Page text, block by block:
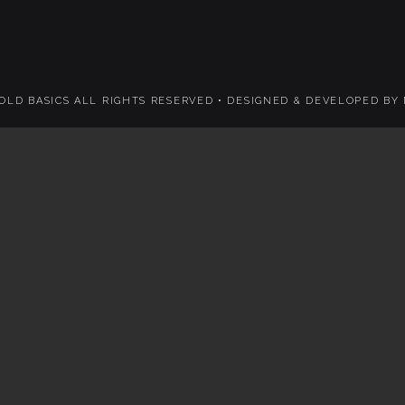
BASICS ALL RIGHTS RESERVED • DESIGNED & DEVELOPED BY